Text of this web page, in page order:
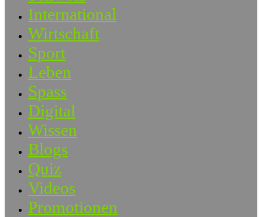
International
Wirtschaft
Sport
Leben
Spass
Digital
Wissen
Blogs
Quiz
Videos
Promotionen